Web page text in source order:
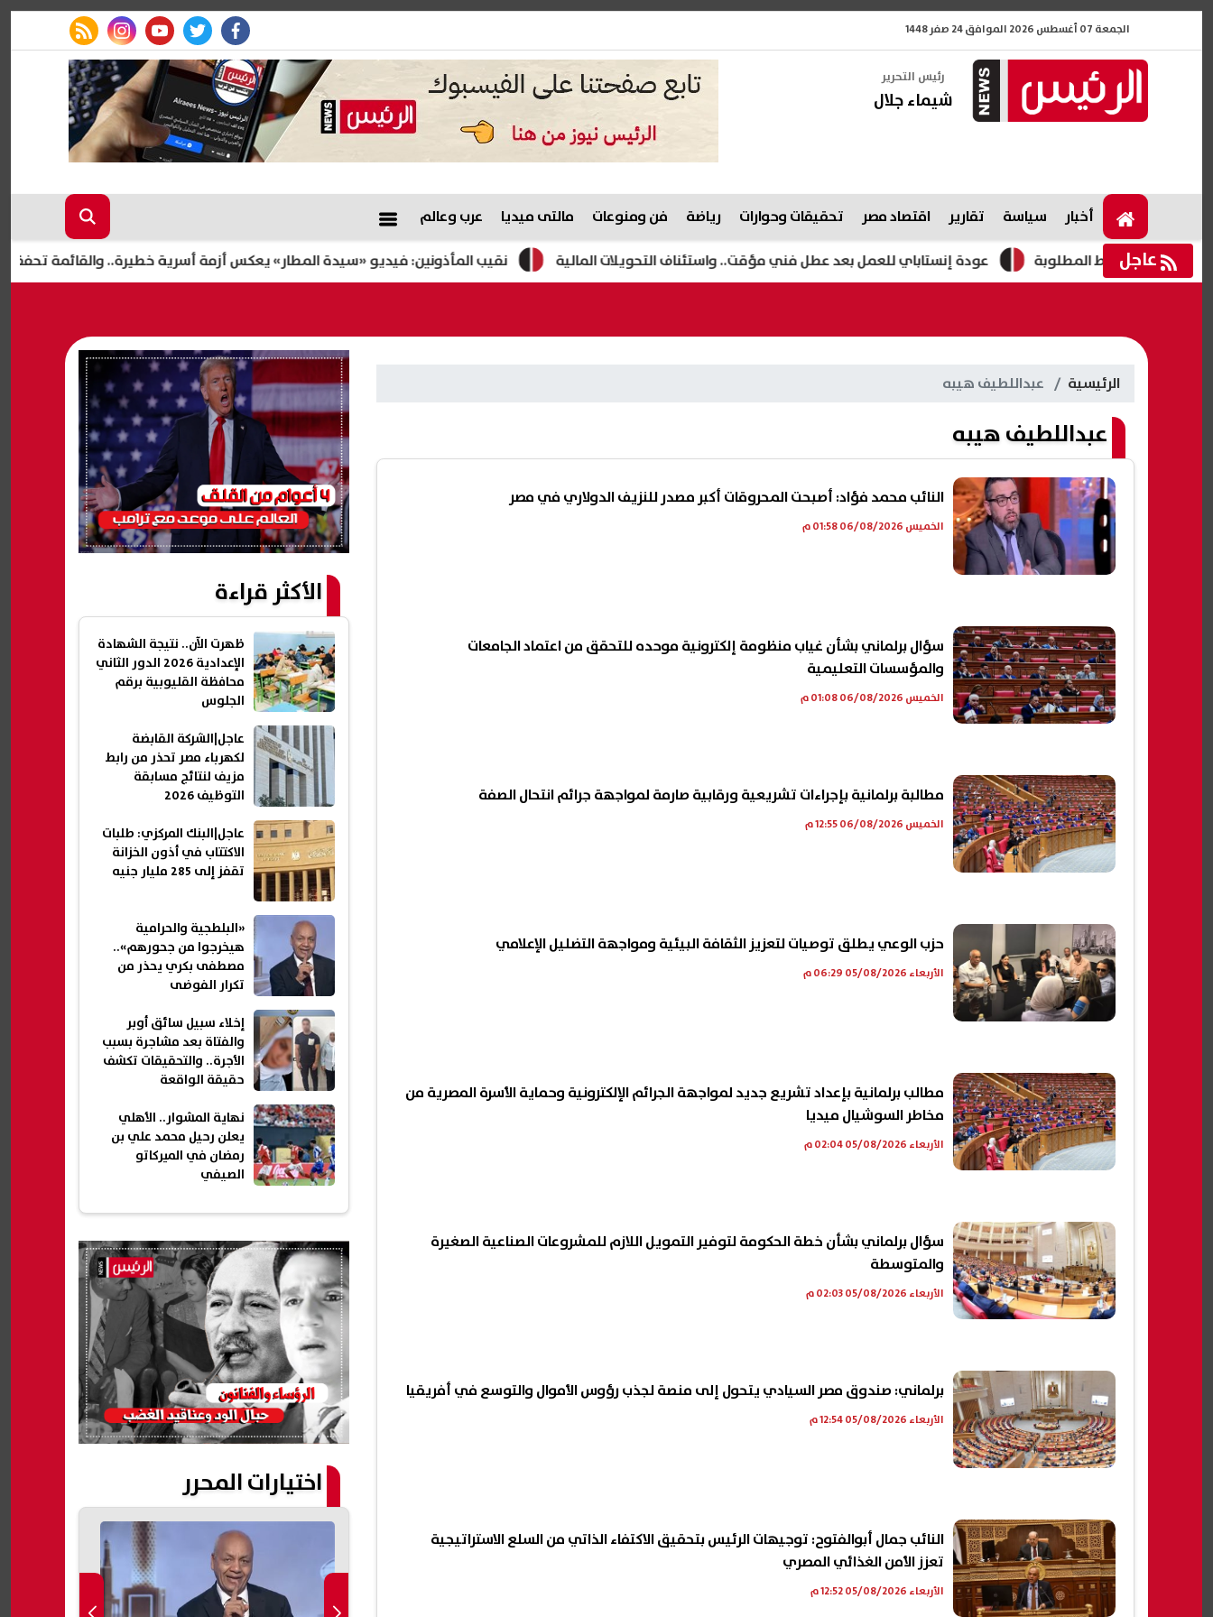
الجمعة 07 أغسطس 2026 الموافق 24 صفر 1448
facebook
twitter
youtube
instagram
rss feed
رئيس التحرير
شيماء جلال
أخبار سياسة تقارير اقتصاد مصر تحقيقات وحوارات رياضة فن ومنوعات مالتى ميديا عرب وعالم
عاجل نقيب المأذونين: فيديو «سيدة المطار» يعكس أزمة أسرية خطيرة.. والقائمة تحفظ حق الزوجة عودة إنستاباي للعمل بعد عطل فني مؤقت.. واستئناف التحويلات المالية
الرئيسية عبداللطيف هيبه
عبداللطيف هيبه
النائب محمد فؤاد: أصبحت المحروقات أكبر مصدر للنزيف الدولاري في مصر
الخميس 06/08/2026 01:58 م
سؤال برلماني بشأن غياب منظومة إلكترونية موحده للتحقق من اعتماد الجامعات
والمؤسسات التعليمية
الخميس 06/08/2026 01:08 م
مطالبة برلمانية بإجراءات تشريعية ورقابية صارمة لمواجهة جرائم انتحال الصفة
الخميس 06/08/2026 12:55 م
حزب الوعي يطلق توصيات لتعزيز الثقافة البيئية ومواجهة التضليل الإعلامي
الأربعاء 05/08/2026 06:29 م
مطالب برلمانية بإعداد تشريع جديد لمواجهة الجرائم الإلكترونية وحماية الأسرة المصرية من
مخاطر السوشيال ميديا
الأربعاء 05/08/2026 02:04 م
سؤال برلماني بشأن خطة الحكومة لتوفير التمويل اللازم للمشروعات الصناعية الصغيرة
والمتوسطة
الأربعاء 05/08/2026 02:03 م
برلماني: صندوق مصر السيادي يتحول إلى منصة لجذب رؤوس الأموال والتوسع في أفريقيا
الأربعاء 05/08/2026 12:54 م
النائب جمال أبوالفتوح: توجيهات الرئيس بتحقيق الاكتفاء الذاتي من السلع الاستراتيجية
تعزز الأمن الغذائي المصري
الأربعاء 05/08/2026 12:52 م
الأكثر قراءة
ظهرت الآن.. نتيجة الشهادة
الإعدادية 2026 الدور الثاني
محافظة القليوبية برقم
الجلوس
عاجل|الشركة القابضة
لكهرباء مصر تحذر من رابط
مزيف لنتائج مسابقة
التوظيف 2026
عاجل|البنك المركزي: طلبات
الاكتتاب في أذون الخزانة
تقفز إلى 285 مليار جنيه
«البلطجية والحرامية
هيخرجوا من جحورهم»..
مصطفى بكري يحذر من
تكرار الفوضى
إخلاء سبيل سائق أوبر
والفتاة بعد مشاجرة بسبب
الأجرة.. والتحقيقات تكشف
حقيقة الواقعة
نهاية المشوار.. الأهلي
يعلن رحيل محمد علي بن
رمضان في الميركاتو
الصيفي
اختيارات المحرر